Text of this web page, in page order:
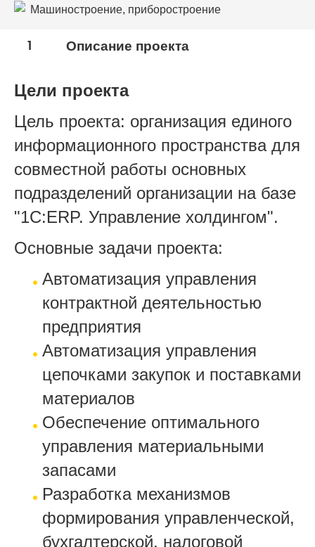
Машиностроение, приборостроение
1 Описание проекта
Цели проекта
Цель проекта: организация единого
информационного пространства для
совместной работы основных
подразделений организации на базе
"1С:ERP. Управление холдингом".
Основные задачи проекта:
Автоматизация управления
контрактной деятельностью
предприятия
Автоматизация управления
цепочками закупок и поставками
материалов
Обеспечение оптимального
управления материальными
запасами
Разработка механизмов
формирования управленческой,
бухгалтерской, налоговой